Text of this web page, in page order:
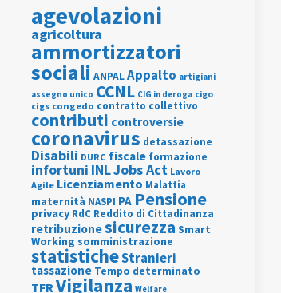
agevolazioni
agricoltura
ammortizzatori
sociali ANPALAppalto artigiani
assegno unico CCNL CIG in deroga cigo
cigs congedo contratto collettivo
contributi controversie
coronavirus detassazione
Disabili DURC fiscale formazione
infortuni INLJobs Act Lavoro
Agile Licenziamento Malattia
maternità NASPI PA Pensione
privacy RdC Reddito di Cittadinanza
retribuzionesicurezza Smart
Working somministrazione
statisticheStranieri
tassazione Tempo determinato
TFRVigilanza Welfare